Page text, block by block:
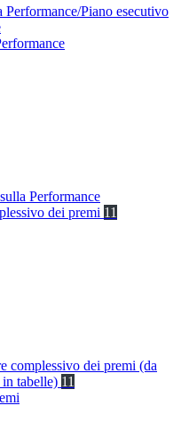
Performance/Piano esecutivo
Performance
dei premi 11
complessivo dei premi (da
tabelle) 11